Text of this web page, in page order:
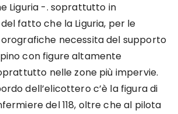
Liguria -. soprattutto in
fatto che la Liguria, per le
necessita del supporto
con figure altamente
nelle zone più impervie.
dell’elicottero c’è la figura di
del 118, oltre che al pilota